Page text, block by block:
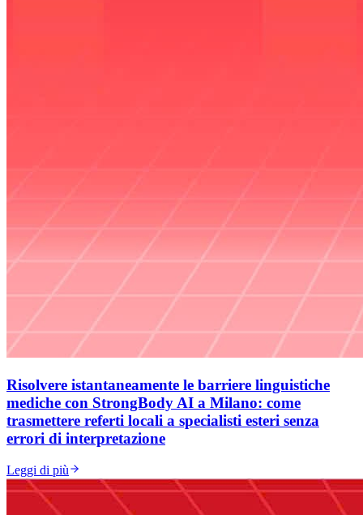
Risolvere istantaneamente le barriere linguistiche
mediche con StrongBody AI a Milano: come
trasmettere referti locali a specialisti esteri senza
errori di interpretazione
Leggi di più